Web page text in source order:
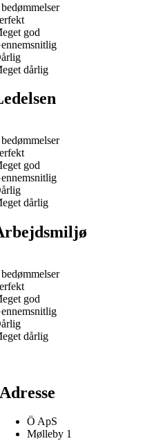
god
dårlig
god
dårlig
god
dårlig
Adresse
Ö ApS
Mølleby 1